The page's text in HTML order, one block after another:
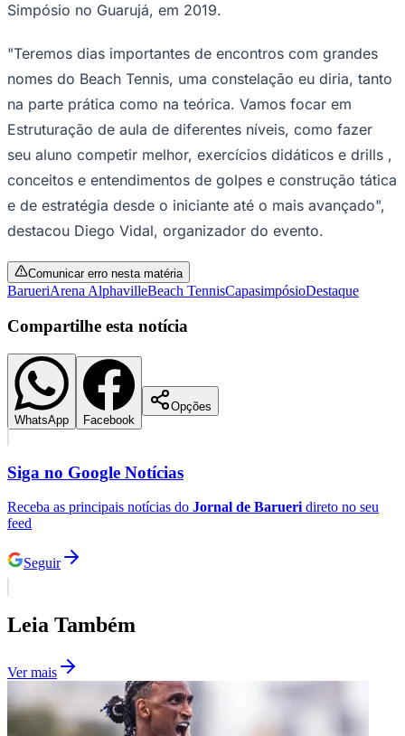
Palmeiras
São Paulo
Simpósio no Guarujá, em 2019.
"Teremos dias importantes de encontros com grandes
nomes do Beach Tennis, uma constelação eu diria, tanto
na parte prática como na teórica. Vamos focar em
Estruturação de aula de diferentes níveis, como fazer
seu aluno competir melhor, exercícios didáticos e drills ,
conceitos e entendimentos de golpes e construção tática
e de estratégia desde o iniciante até o mais avançado",
destacou Diego Vidal, organizador do evento.
Comunicar erro nesta matéria
BarueriArena AlphavilleBeach TennisCapasimpósioDestaque
Compartilhe esta notícia
WhatsApp Facebook
Opções
Siga no Google Notícias
Receba as principais notícias do Jornal de Barueri direto no seu
feed
Seguir
Leia Também
Ver mais